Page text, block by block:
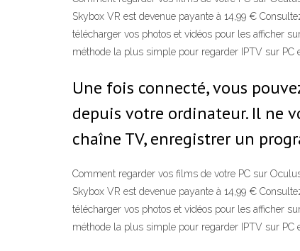
Skybox VR est devenue payante à 14,99 €
télécharger vos photos et vidéos pour les afficher
méthode la plus simple pour regarder IPTV sur PC
Une fois connecté, vous
depuis votre ordinateur. Il ne
chaîne TV, enregistrer un
Comment regarder vos films de votre PC sur
Skybox VR est devenue payante à 14,99 €
télécharger vos photos et vidéos pour les afficher
méthode la plus simple pour regarder IPTV sur PC